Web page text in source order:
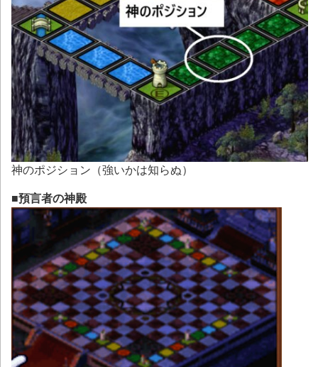
神のポジション（強いかは知らぬ）
■預言者の神殿